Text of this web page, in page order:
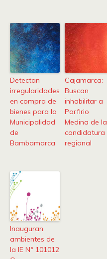
Detectan
irregularidades
en compra de
bienes para la
Municipalidad
de
Bambamarca
Cajamarca:
Buscan
inhabilitar a
Porfirio
Medina de la
candidatura
regional
Inauguran
ambientes de
la IE N° 101012